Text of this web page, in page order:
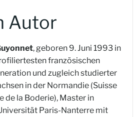
Autor
, geboren 9. Juni 1993 in
französischen
und zugleich studierter
in der Normandie (Suisse
de la Boderie), Master in
Paris-Nanterre mit